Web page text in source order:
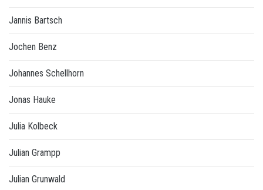
Jannis Bartsch
Jochen Benz
Johannes Schellhorn
Jonas Hauke
Julia Kolbeck
Julian Grampp
Julian Grunwald